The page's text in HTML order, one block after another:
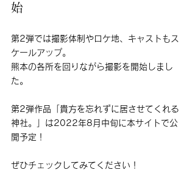
始
第2弾では撮影体制やロケ地、キャストもス
ケールアップ。
熊本の各所を回りながら撮影を開始しまし
た。
第2弾作品「貴方を忘れずに居させてくれる
神社。」は2022年8月中旬に本サイトで公
開予定！
ぜひチェックしてみてください！